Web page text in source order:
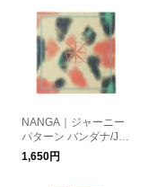
NANGA｜ジャーニー
パターン バンダナ/JO
URNEY PATTERN BA
NDANA
1,650円